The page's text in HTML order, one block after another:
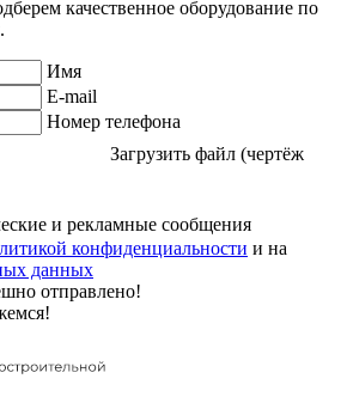
качественное оборудование по
Имя
E-mail
Номер телефона
Загрузить файл (чертёж
и рекламные сообщения
конфиденциальности и на
данных
отправлено!